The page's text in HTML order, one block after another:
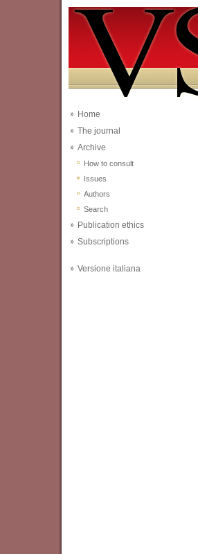
Home
The journal
Archive
How to consult
Issues
Authors
Search
Publication ethics
Subscriptions
Versione italiana